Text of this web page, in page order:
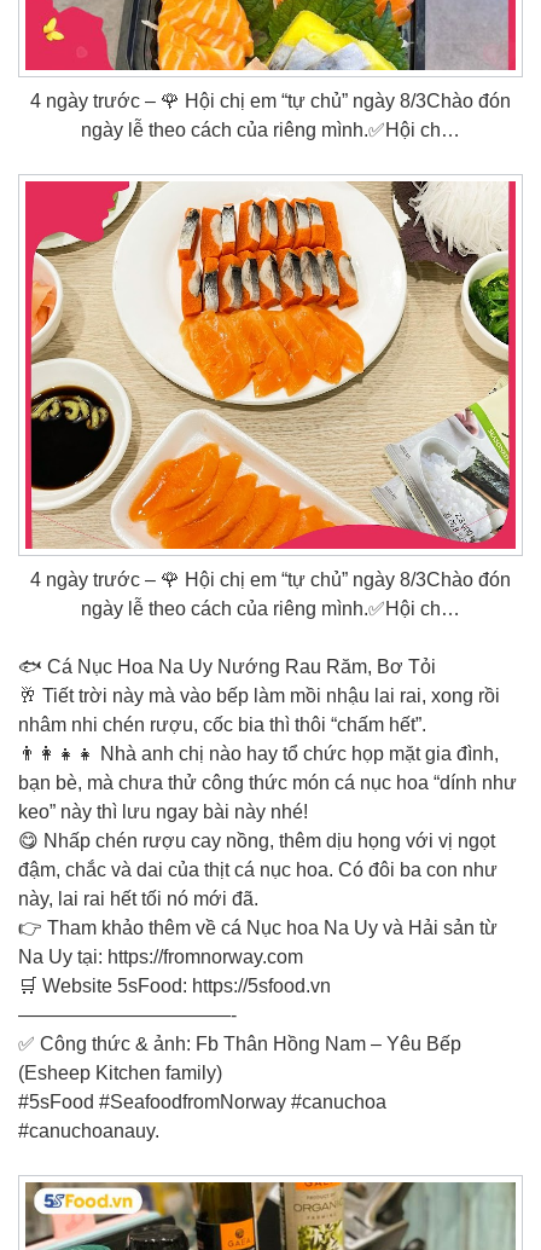
4 ngày trước – 🌹 Hội chị em “tự chủ” ngày 8/3Chào đón
ngày lễ theo cách của riêng mình.✅Hội ch…
4 ngày trước – 🌹 Hội chị em “tự chủ” ngày 8/3Chào đón
ngày lễ theo cách của riêng mình.✅Hội ch…
🐟 Cá Nục Hoa Na Uy Nướng Rau Răm, Bơ Tỏi
🥂 Tiết trời này mà vào bếp làm mồi nhậu lai rai, xong rồi
nhâm nhi chén rượu, cốc bia thì thôi “chấm hết”.
👨‍👩‍👧‍👧 Nhà anh chị nào hay tổ chức họp mặt gia đình,
bạn bè, mà chưa thử công thức món cá nục hoa “dính như
keo” này thì lưu ngay bài này nhé!
😋 Nhấp chén rượu cay nồng, thêm dịu họng với vị ngọt
đậm, chắc và dai của thịt cá nục hoa. Có đôi ba con như
này, lai rai hết tối nó mới đã.
👉 Tham khảo thêm về cá Nục hoa Na Uy và Hải sản từ
Na Uy tại: https://fromnorway.com
🛒 Website 5sFood: https://5sfood.vn
———————————-
✅ Công thức & ảnh: Fb Thân Hồng Nam – Yêu Bếp
(Esheep Kitchen family)
#5sFood #SeafoodfromNorway #canuchoa
#canuchoanauy.